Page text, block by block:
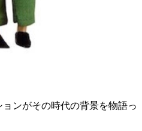
ンがその時代の背景を物語っ